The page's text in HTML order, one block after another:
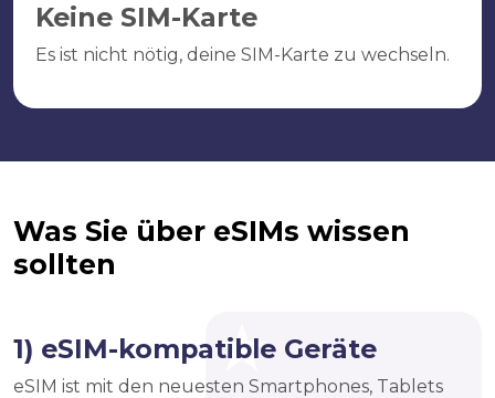
Keine SIM-Karte
Es ist nicht nötig, deine SIM-Karte zu wechseln.
Was Sie über eSIMs wissen
sollten
1) eSIM-kompatible Geräte
eSIM ist mit den neuesten Smartphones, Tablets